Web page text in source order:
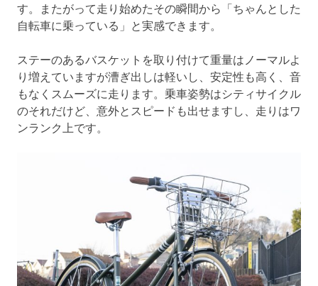
す。またがって走り始めたその瞬間から「ちゃんとした
自転車に乗っている」と実感できます。
ステーのあるバスケットを取り付けて重量はノーマルよ
り増えていますが漕ぎ出しは軽いし、安定性も高く、音
もなくスムーズに走ります。乗車姿勢はシティサイクル
のそれだけど、意外とスピードも出せますし、走りはワ
ンランク上です。